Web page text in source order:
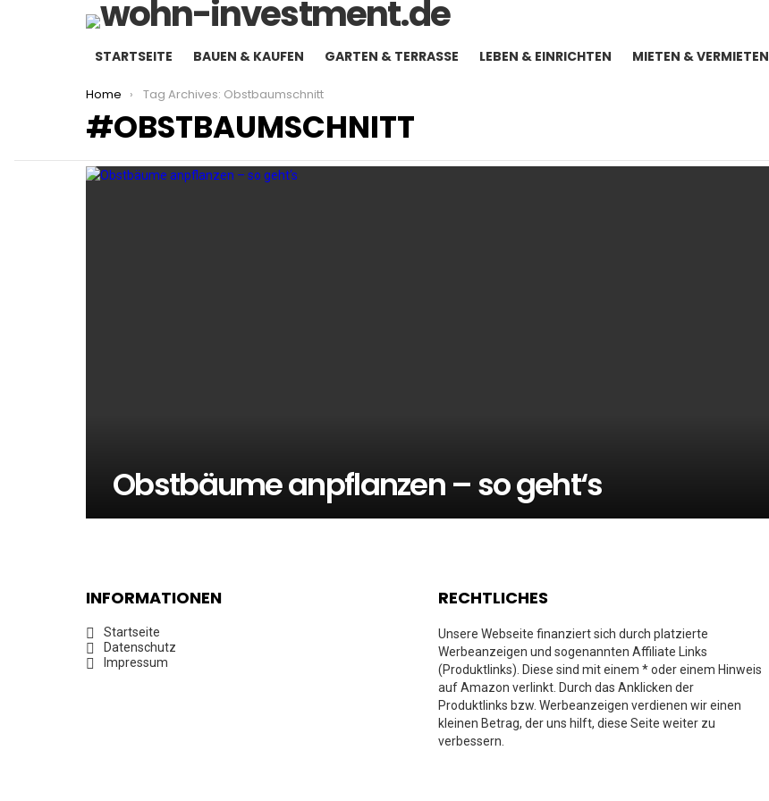
STARTSEITE BAUEN & KAUFEN GARTEN & TERRASSE LEBEN & EINRICHTEN MIETEN & VERMIETEN
You are here:
Home Tag Archives: Obstbaumschnitt
OBSTBAUMSCHNITT
LATEST
STORIES
Obstbäume anpflanzen – so geht‘s
INFORMATIONEN
Startseite
Datenschutz
Impressum
RECHTLICHES
Unsere Webseite finanziert sich durch platzierte
Werbeanzeigen und sogenannten Affiliate Links
(Produktlinks). Diese sind mit einem * oder einem Hinweis
auf Amazon verlinkt. Durch das Anklicken der
Produktlinks bzw. Werbeanzeigen verdienen wir einen
kleinen Betrag, der uns hilft, diese Seite weiter zu
verbessern.